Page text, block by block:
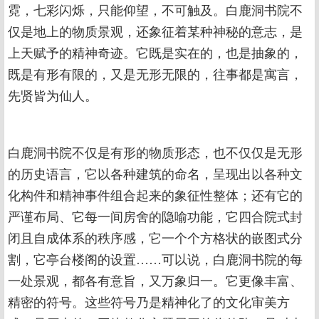
霓，七彩闪烁，只能仰望，不可触及。白鹿洞书院不
仅是地上的物质景观，还象征着某种神秘的意志，是
上天赋予的精神奇迹。它既是实在的，也是抽象的，
既是有形有限的，又是无形无限的，往事都是寓言，
先贤皆为仙人。
白鹿洞书院不仅是有形的物质形态，也不仅仅是无形
的历史语言，它以各种建筑的命名，呈现出以各种文
化构件和精神事件组合起来的象征性整体；还有它的
严谨布局、它每一间房舍的隐喻功能，它四合院式封
闭且自成体系的秩序感，它一个个方格状的嵌图式分
割，它亭台楼阁的设置……可以说，白鹿洞书院的每
一处景观，都各有意旨，又万象归一。它更像丰富、
精密的符号。这些符号乃是精神化了的文化审美方